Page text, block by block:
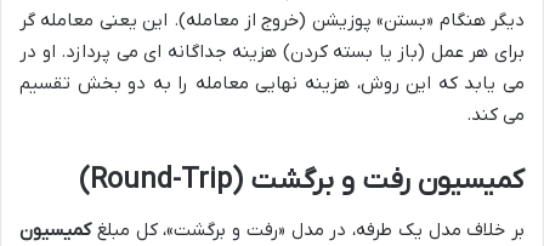
دیگر هنگام «بستن» پوزیشن (خروج از معامله). این یعنی معامله گر
برای هر عمل (باز یا بسته کردن) هزینه جداگانه ای می پردازد. او در
می یابد که این روش، هزینه نهایی معامله را به دو بخش تقسیم
می کند.
کمیسیون رفت و برگشت (Round-Trip)
بر خلاف مدل یک طرفه، در مدل «رفت و برگشت»، کل مبلغکمیسیون